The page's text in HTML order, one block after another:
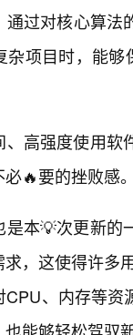
过对核心算
项目时，能
高强度使用软
🔥要的挫败感
是本💡次更新
，这使得许多
、内存等